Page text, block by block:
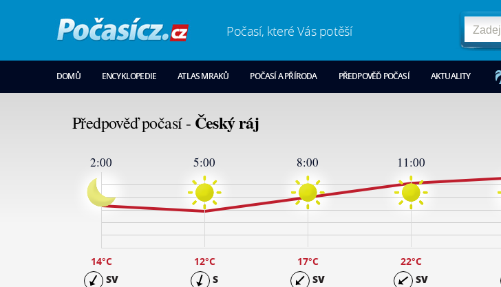
Počasí, které Vás potěší
DOMŮ ENCYKLOPEDIE ATLAS MRAKŮ POČASÍ A PŘÍRODA PŘEDPOVĚĎ POČASÍ AKTUALITY
Předpověď počasí - Český ráj
2:00
14°C
SV
5:00
12°C
S
8:00
17°C
SV
11:00
22°C
SV
26
24
19